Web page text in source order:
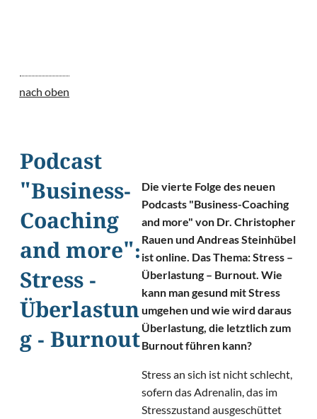
nach oben
Podcast
"Business-
Coaching
and more":
Stress -
Überlastun
g - Burnout
Die vierte Folge des neuen
Podcasts "Business-Coaching
and more" von Dr. Christopher
Rauen und Andreas Steinhübel
ist online. Das Thema: Stress –
Überlastung – Burnout. Wie
kann man gesund mit Stress
umgehen und wie wird daraus
Überlastung, die letztlich zum
Burnout führen kann?
Stress an sich ist nicht schlecht,
sofern das Adrenalin, das im
Stresszustand ausgeschüttet